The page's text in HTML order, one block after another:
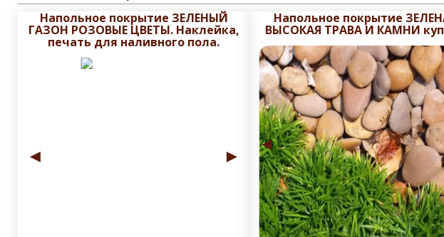
дальности региона.
Срок исполнения заказа от10до 14 рабочихдней, в зависимости от
До изготовления, на почту заказчика высылаем макет на
Плитку обрезаем до нанесения печати и глазуровки, не
Стоимость доставки зависит от массы и объема заказа. Задайте вопрос
Напольное покрытие ЗЕЛЕНЫЙ
ГАЗОН РОЗОВЫЕ ЦВЕТЫ. Наклейка,
печать для наливного пола.
◄ ►
Напольное покрытие
ВЫСОКАЯ ТРАВА И КАМНИ
◄